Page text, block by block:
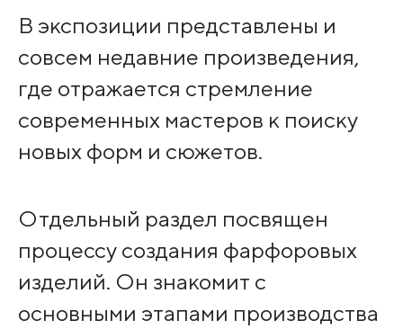
В экспозиции представлены и
совсем недавние произведения,
где отражается стремление
современных мастеров к поиску
новых форм и сюжетов.
Отдельный раздел посвящен
процессу создания фарфоровых
изделий. Он знакомит с
основными этапами производства